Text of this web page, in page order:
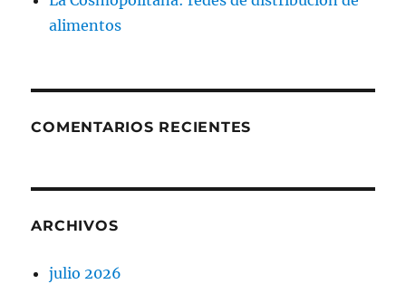
alimentos
COMENTARIOS RECIENTES
ARCHIVOS
julio 2026